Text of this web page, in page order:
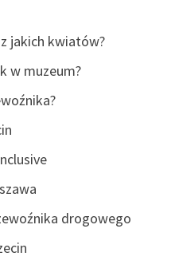
jakich kwiatów?
w muzeum?
drogowego